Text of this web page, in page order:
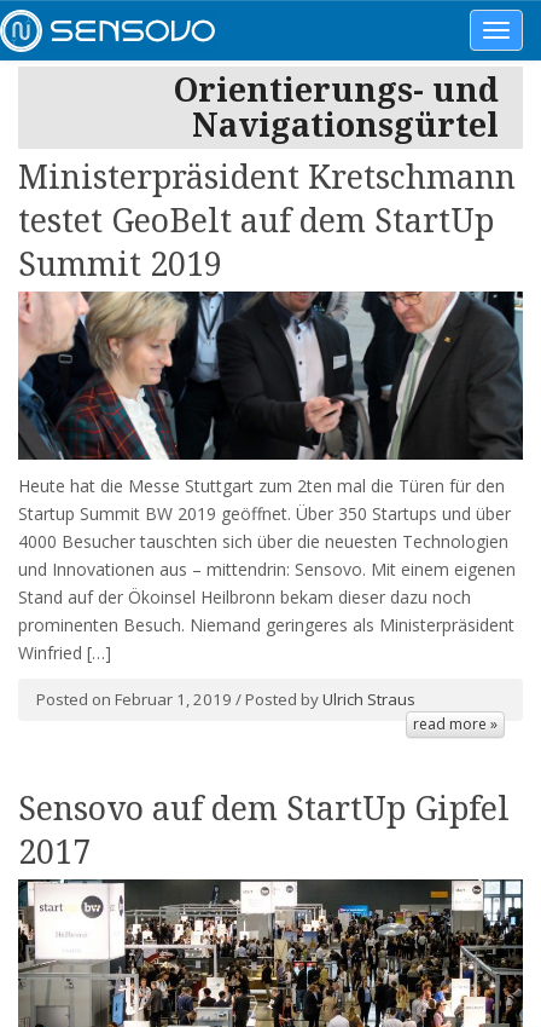
Orientierungs- und
Navigationsgürtel
Ministerpräsident Kretschmann
testet GeoBelt auf dem StartUp
Summit 2019
Heute hat die Messe Stuttgart zum 2ten mal die Türen für den
Startup Summit BW 2019 geöffnet. Über 350 Startups und über
4000 Besucher tauschten sich über die neuesten Technologien
und Innovationen aus – mittendrin: Sensovo. Mit einem eigenen
Stand auf der Ökoinsel Heilbronn bekam dieser dazu noch
prominenten Besuch. Niemand geringeres als Ministerpräsident
Winfried […]
Posted on Februar 1, 2019 / Posted byUlrich Straus
read more »
Sensovo auf dem StartUp Gipfel
2017